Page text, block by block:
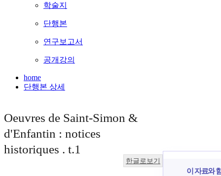
학술지
단행본
연구보고서
공개강의
home
단행본 상세
Oeuvres de Saint-Simon &
d'Enfantin : notices
historiques . t.1
한글로보기
이 자료와